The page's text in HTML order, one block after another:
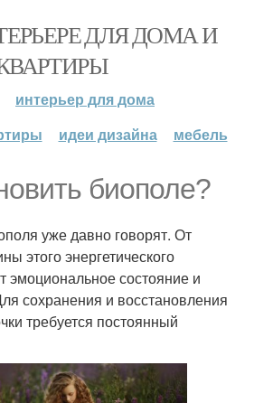
ДЛЯ ДОМА И
интерьер для дома
идеи дизайна мебель
биополе?
уже давно говорят. От
этого энергетического
эмоциональное состояние и
сохранения и восстановления
требуется постоянный